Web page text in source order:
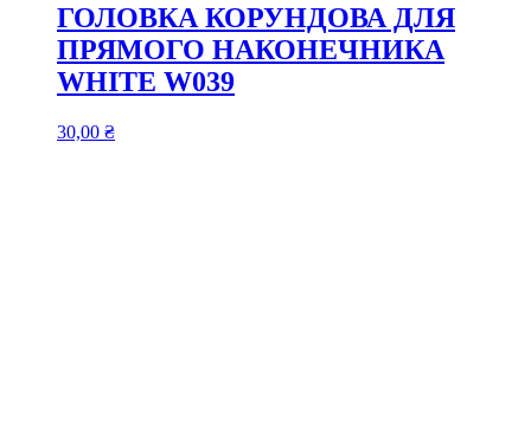
ГОЛОВКА КОРУНДОВА ДЛЯ
ПРЯМОГО НАКОНЕЧНИКА
WHITE W039
30,00 ₴